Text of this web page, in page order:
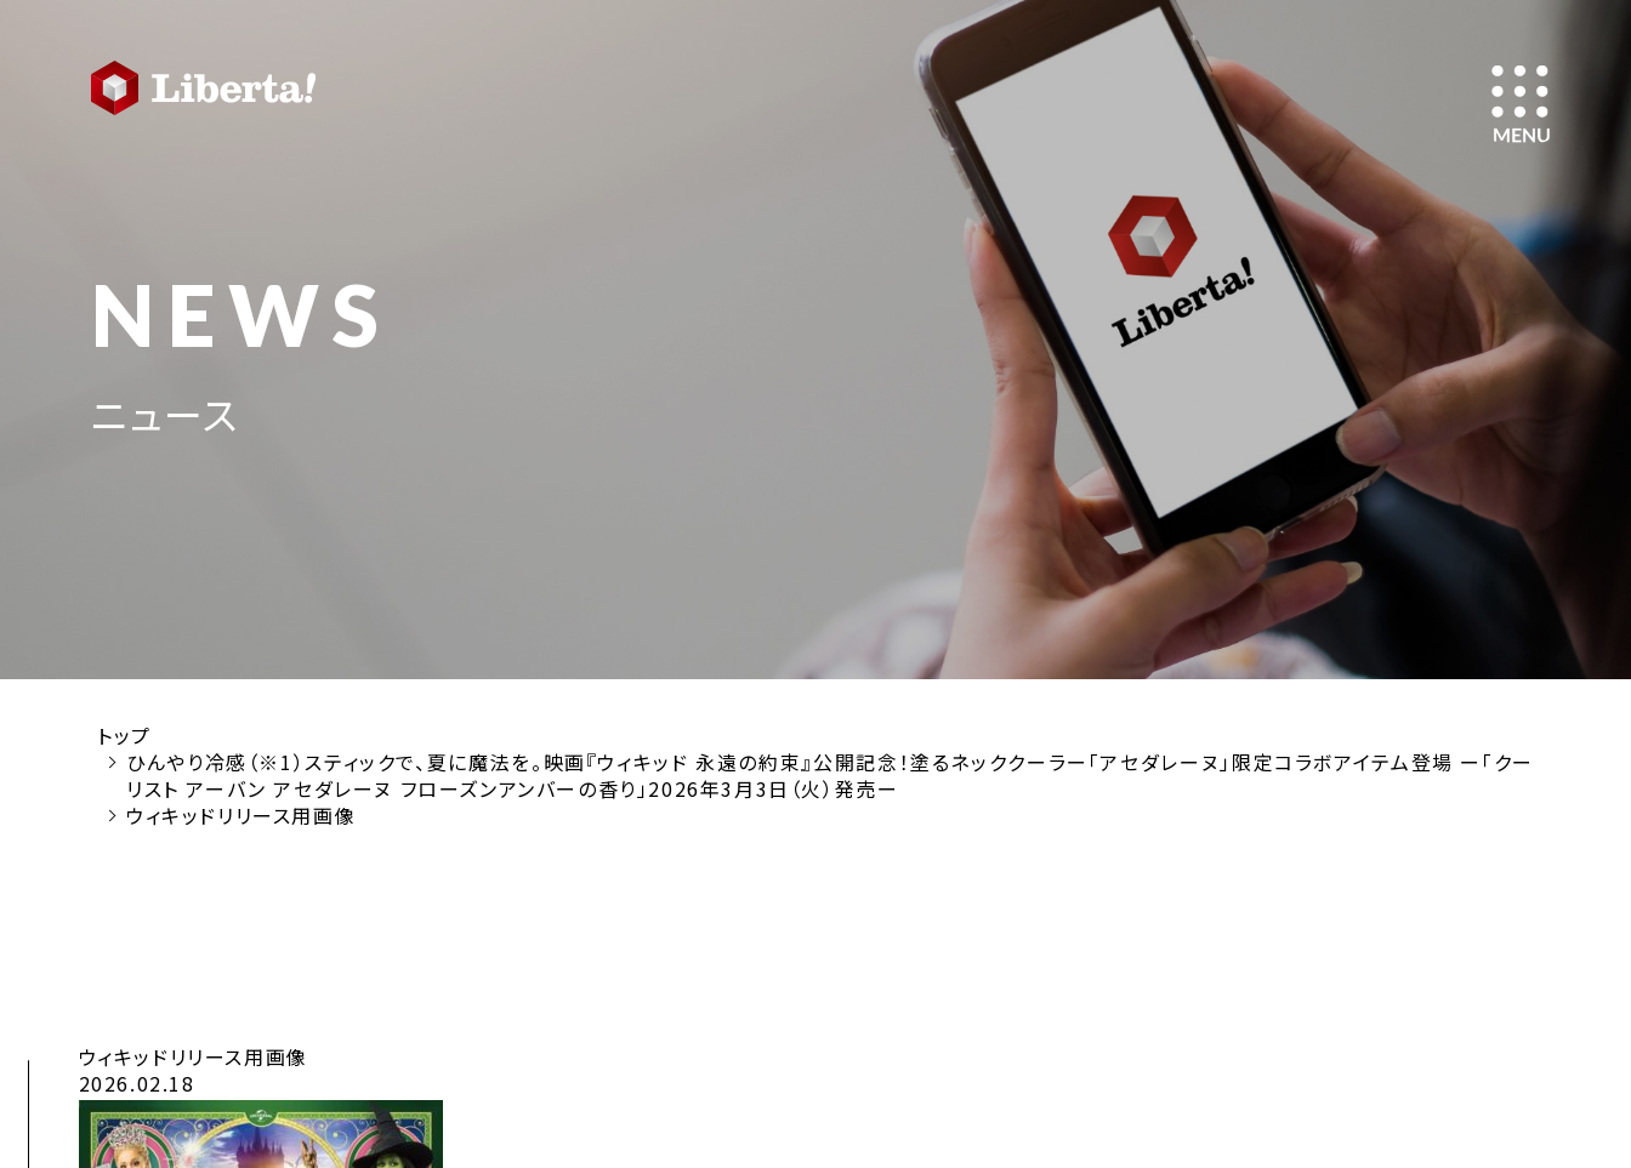
NEWS
ニュース
トップ
ひんやり冷感（※1）スティックで、夏に魔法を。映画『ウィキッド 永遠の約束』公開記念！塗るネッククーラー「アセダレーヌ」限定コラボアイテム登場 ー「クー
リスト アーバン アセダレーヌ フローズンアンバーの香り」2026年3月3日（火）発売ー
ウィキッドリリース用画像
ウィキッドリリース用画像
2026.02.18